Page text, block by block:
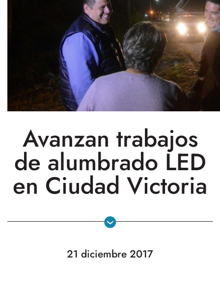
Avanzan trabajos
de alumbrado LED
en Ciudad Victoria
21 diciembre 2017